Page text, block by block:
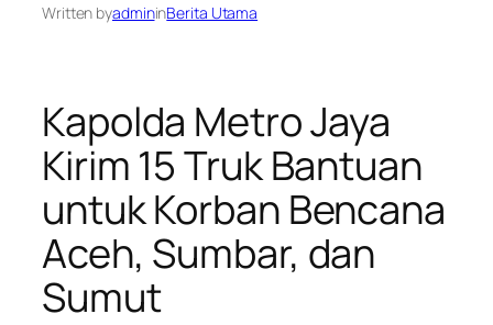
Written byadmininBerita Utama
Kapolda Metro Jaya
Kirim 15 Truk Bantuan
untuk Korban Bencana
Aceh, Sumbar, dan
Sumut